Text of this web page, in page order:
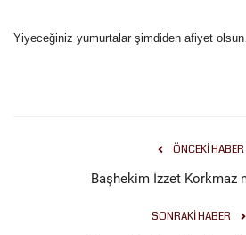
Yiyeceğiniz yumurtalar şimdiden afiyet
ÖNCEKI HABER
Başhekim İzzet Korkmaz
SONRAKI HABER